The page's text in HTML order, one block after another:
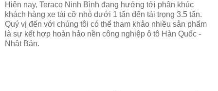
Hiện nay, Teraco Ninh Bình đang hướng tới phân khúc
khách hàng xe tải cỡ nhỏ dưới 1 tấn đến tải trọng 3.5 tấn.
Quý vị đến với chúng tôi có thể tham khảo nhiều sản phẩm
là sự kết hợp hoàn hảo nền công nghiệp ô tô Hàn Quốc -
Nhật Bản.